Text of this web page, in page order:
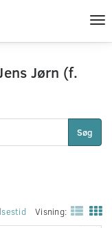
Jørn (f.
Søg
Visning: